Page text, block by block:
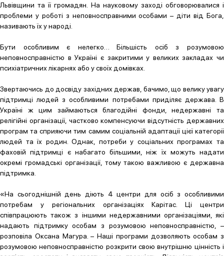
Львівщини та її громадян. На науковому заході обговорювалися і
проблеми у роботі з неповносправними особами – діти від Бога,
називають їх у народі.
Бути особливим є нелегко… Більшість осіб з розумовою
неповносправністю в Україні є закритими у великих закладах чи
психіатричних лікарнях або у своїх домівках.
Звертаючись до досвіду західних держав, бачимо, що велику увагу
підтримці людей з особливими потребами приділяє держава. В
Україні ж цим займаються благодійні фонди, недержавні та
релігійні організації, частково компенсуючи відсутність державних
програм та сприяючи тим самим соціальній адаптації цієї категорії
людей та їх родин. Однак, потреби у соціальних програмах та
фаховій підтримці є набагато більшими, ніж їх можуть надати
окремі громадські організації, тому такою важливою є державна
підтримка.
«На сьогоднішній день діють 4 центри для осіб з особливими
потребам у регіональних організаціях Карітас. Ці центри
співпрацюють також з іншими недержавними організаціями, які
надають підтримку особам з розумовою неповносправністю, –
розповіла Оксана Магура. – Наші програми дозволяють особам з
розумовою неповносправністю розкрити свою внутрішню цінність і